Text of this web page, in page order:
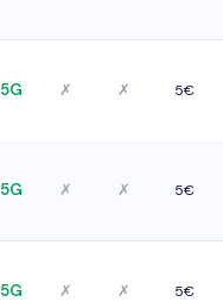
5G ✗ ✗ 5€
5G ✗ ✗ 5€
5G ✗ ✗ 5€